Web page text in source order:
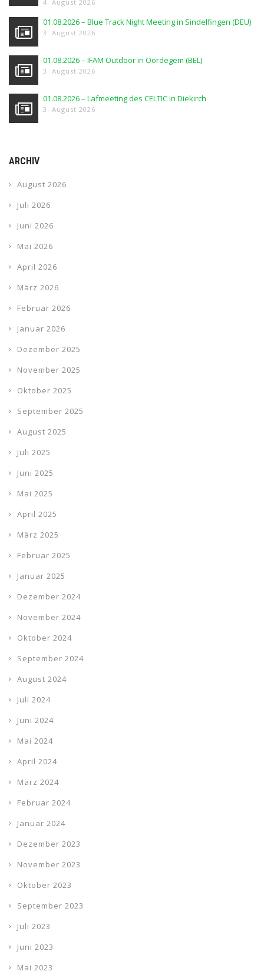
4. August 2026
01.08.2026 – Blue Track Night Meeting in Sindelfingen (DEU)
3. August 2026
01.08.2026 – IFAM Outdoor in Oordegem (BEL)
3. August 2026
01.08.2026 – Lafmeeting des CELTIC in Diekirch
3. August 2026
ARCHIV
August 2026
Juli 2026
Juni 2026
Mai 2026
April 2026
März 2026
Februar 2026
Januar 2026
Dezember 2025
November 2025
Oktober 2025
September 2025
August 2025
Juli 2025
Juni 2025
Mai 2025
April 2025
März 2025
Februar 2025
Januar 2025
Dezember 2024
November 2024
Oktober 2024
September 2024
August 2024
Juli 2024
Juni 2024
Mai 2024
April 2024
März 2024
Februar 2024
Januar 2024
Dezember 2023
November 2023
Oktober 2023
September 2023
Juli 2023
Juni 2023
Mai 2023